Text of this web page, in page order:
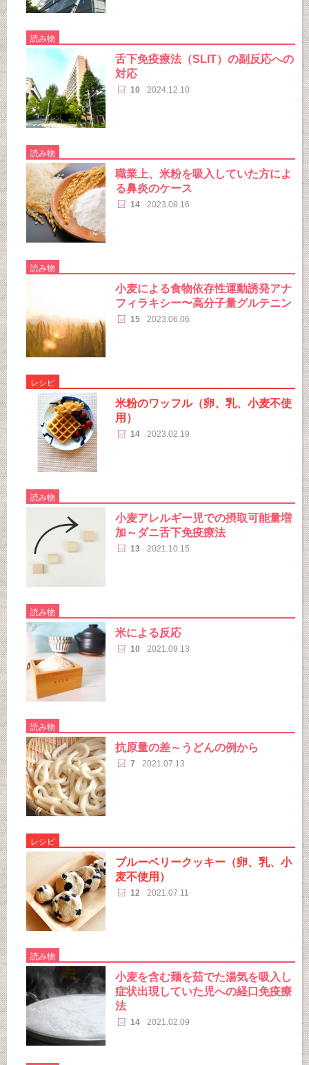
読み物
舌下免疫療法（SLIT）の副反応への
対応
10 2024.12.10
読み物
職業上、米粉を吸入していた方によ
る鼻炎のケース
14 2023.08.16
読み物
小麦による食物依存性運動誘発アナ
フィラキシー〜高分子量グルテニン
15 2023.06.06
レシピ
米粉のワッフル（卵、乳、小麦不使
用）
14 2023.02.19
読み物
小麦アレルギー児での摂取可能量増
加～ダニ舌下免疫療法
13 2021.10.15
読み物
米による反応
10 2021.09.13
読み物
抗原量の差～うどんの例から
7 2021.07.13
レシピ
ブルーベリークッキー（卵、乳、小
麦不使用）
12 2021.07.11
読み物
小麦を含む麺を茹でた湯気を吸入し
症状出現していた児への経口免疫療
法
14 2021.02.09